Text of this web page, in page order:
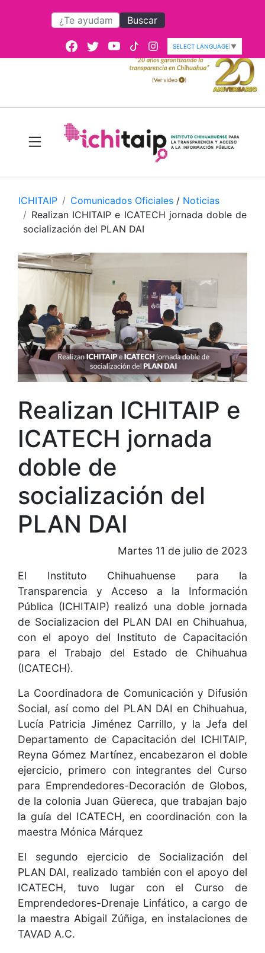
Buscar
SELECT LANGUAGE ▼
ICHITAIP Comunicados Oficiales / Noticias
Realizan ICHITAIP e ICATECH jornada doble de
socialización del PLAN DAI
Realizan ICHITAIP e
ICATECH jornada
doble de
socialización del
PLAN DAI
Martes 11 de julio de 2023
El Instituto Chihuahuense para la
Transparencia y Acceso a la Información
Pública (ICHITAIP) realizó una doble jornada
de Socializacion del PLAN DAI en Chihuahua,
con el apoyo del Instituto de Capacitación
para el Trabajo del Estado de Chihuahua
(ICATECH).
La Coordinadora de Comunicación y Difusión
Social, así como del PLAN DAI en Chihuahua,
Lucía Patricia Jiménez Carrillo, y la Jefa del
Departamento de Capacitación del ICHITAIP,
Reyna Gómez Martínez, encabezaron el doble
ejercicio, primero con integrantes del Curso
para Emprendedores-Decoración de Globos,
de la colonia Juan Güereca, que trabajan bajo
la guía del ICATECH, en coordinación con la
maestra Mónica Márquez
El segundo ejercicio de Socialización del
PLAN DAI, realizado también con el apoyo del
ICATECH, tuvo lugar con el Curso de
Emprendedores-Drenaje Linfático, a cargo de
la maestra Abigail Zúñiga, en instalaciones de
TAVAD A.C.